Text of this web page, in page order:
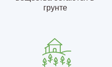
грунте